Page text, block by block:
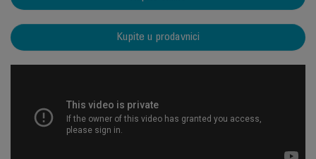
Kupite u prodavnici